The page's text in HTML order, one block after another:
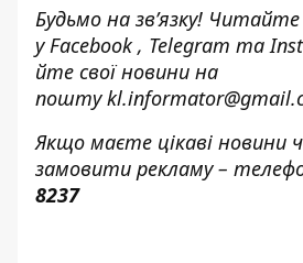
Будьмо на зв’язку!
уFacebook, Telegram та
йте свої новини на
пошту
Якщо маєте цікаві новини
замовити рекламу –
8237